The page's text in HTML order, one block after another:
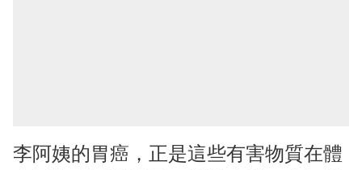
李阿姨的胃癌，正是這些有害物質在體